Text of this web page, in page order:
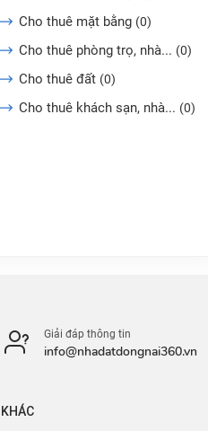
Cho thuê mặt bằng (0)
Cho thuê phòng trọ, nhà... (0)
Cho thuê đất (0)
Cho thuê khách sạn, nhà... (0)
Giải đáp thông tin
info@nhadatdongnai360.vn
KHÁC